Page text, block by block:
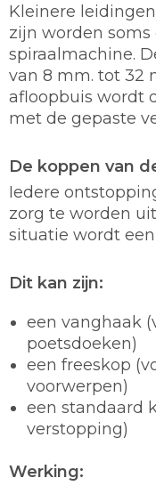
Kleinere
zijn worden
spiraalmachine.
van 8 mm. tot 32
afloopbuis wordt
met de gepaste
De koppen van
Iedere
zorg te worden
situatie wordt
Dit kan zijn:
een vanghaak
poetsdoeken)
een freeskop
voorwerpen)
een standaard
verstopping)
Werking: